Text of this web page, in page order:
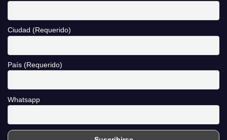
Ciudad (Requerido)
País (Requerido)
Whatsapp